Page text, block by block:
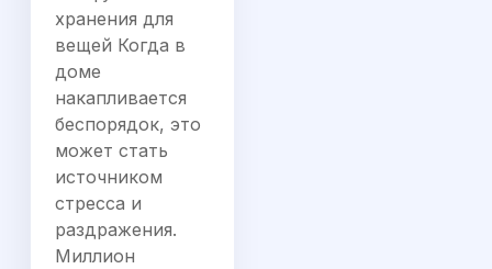
хранения для
вещей Когда в
доме
накапливается
беспорядок, это
может стать
источником
стресса и
раздражения.
Миллион